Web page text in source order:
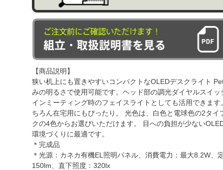
【商品説明】
狭い机上にも置きやすいコンパクトなOLEDデスクライト
みの明るさで使用可能です。ヘッド部の調光ダイヤルスイ
インミーティング時のフェイスライトとしても活用できま
ちろん在宅用にもぴったり。 光色は、白色と電球色の2タ
クの4色からお選びいただけます。 目への負担が少ない
環境づくりに最適です。
＊完成品
＊光源：カネカ有機EL照明パネル、消費電力：最大8.2W、
150lm、直下照度：320lx